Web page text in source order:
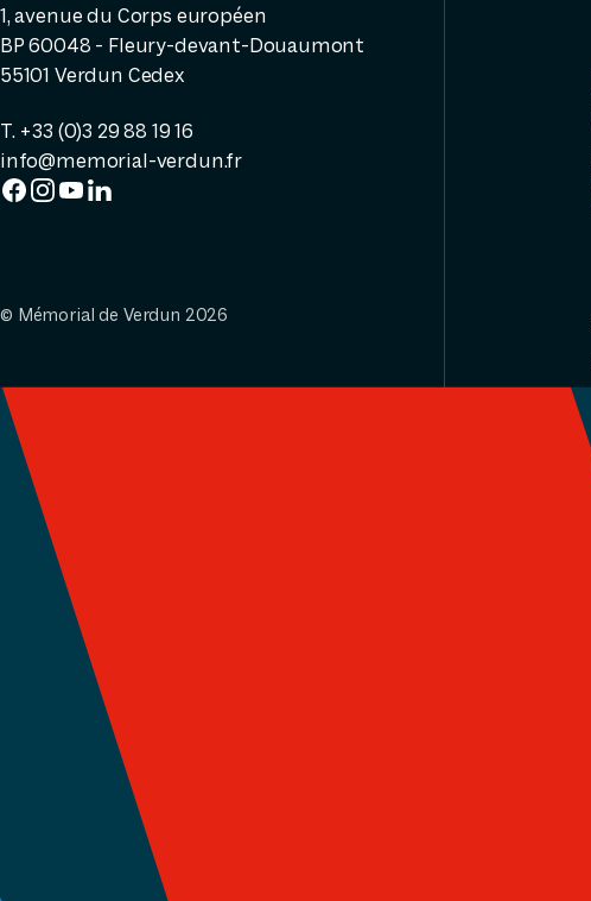
1, avenue du Corps européen
BP 60048 - Fleury-devant-Douaumont
55101 Verdun Cedex
T. +33 (0)3 29 88 19 16
info@memorial-verdun.fr
© Mémorial de Verdun 2026